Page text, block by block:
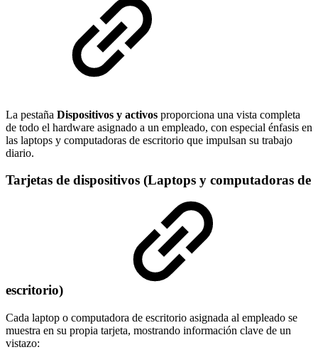
La pestaña Dispositivos y activos proporciona una vista completa
de todo el hardware asignado a un empleado, con especial énfasis en
las laptops y computadoras de escritorio que impulsan su trabajo
diario.
Tarjetas de dispositivos (Laptops y computadoras de
escritorio)
Cada laptop o computadora de escritorio asignada al empleado se
muestra en su propia tarjeta, mostrando información clave de un
vistazo: